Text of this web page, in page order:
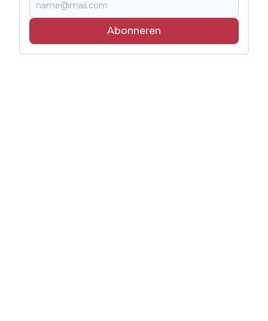
Abonneren